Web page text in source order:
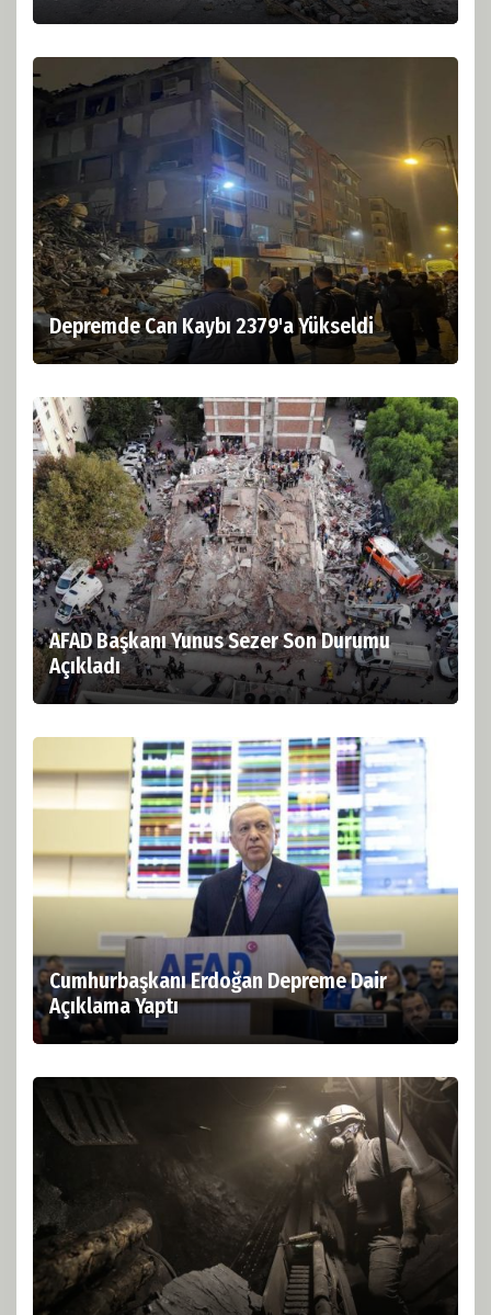
Depremde Can Kaybı 2379'a Yükseldi
AFAD Başkanı Yunus Sezer Son Durumu
Açıkladı
Cumhurbaşkanı Erdoğan Depreme Dair
Açıklama Yaptı